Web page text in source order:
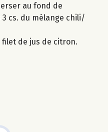
au fond de
cs. du mélange chili/
de jus de citron.